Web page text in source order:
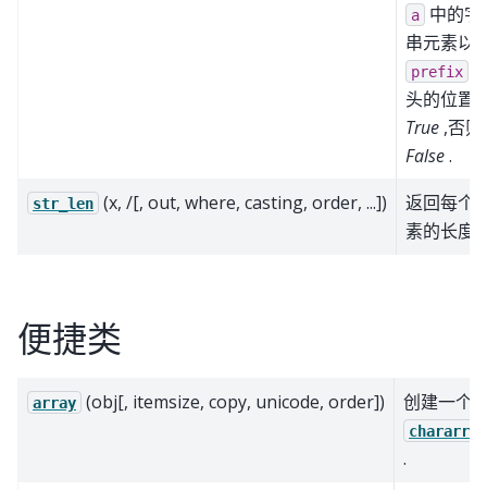
a
中的字
串元素以
prefix
头的位置
True ,否
False.
str_len (x, /[, out, where, casting, order, ...])
返回每个
素的长度.
便捷类
array (obj[, itemsize, copy, unicode, order]) 创建一个
chararray
.